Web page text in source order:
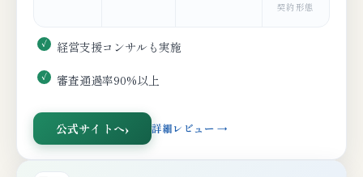
契約形態
経営支援コンサルも実施
審査通過率90%以上
公式サイトへ 詳細レビュー →